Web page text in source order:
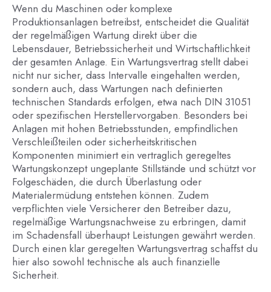
Wenn du Maschinen oder komplexe
Produktionsanlagen betreibst, entscheidet die Qualität
der regelmäßigen Wartung direkt über die
Lebensdauer, Betriebssicherheit und Wirtschaftlichkeit
der gesamten Anlage. Ein Wartungsvertrag stellt dabei
nicht nur sicher, dass Intervalle eingehalten werden,
sondern auch, dass Wartungen nach definierten
technischen Standards erfolgen, etwa nach DIN 31051
oder spezifischen Herstellervorgaben. Besonders bei
Anlagen mit hohen Betriebsstunden, empfindlichen
Verschleißteilen oder sicherheitskritischen
Komponenten minimiert ein vertraglich geregeltes
Wartungskonzept ungeplante Stillstände und schützt vor
Folgeschäden, die durch Überlastung oder
Materialermüdung entstehen können. Zudem
verpflichten viele Versicherer den Betreiber dazu,
regelmäßige Wartungsnachweise zu erbringen, damit
im Schadensfall überhaupt Leistungen gewährt werden.
Durch einen klar geregelten Wartungsvertrag schaffst du
hier also sowohl technische als auch finanzielle
Sicherheit.